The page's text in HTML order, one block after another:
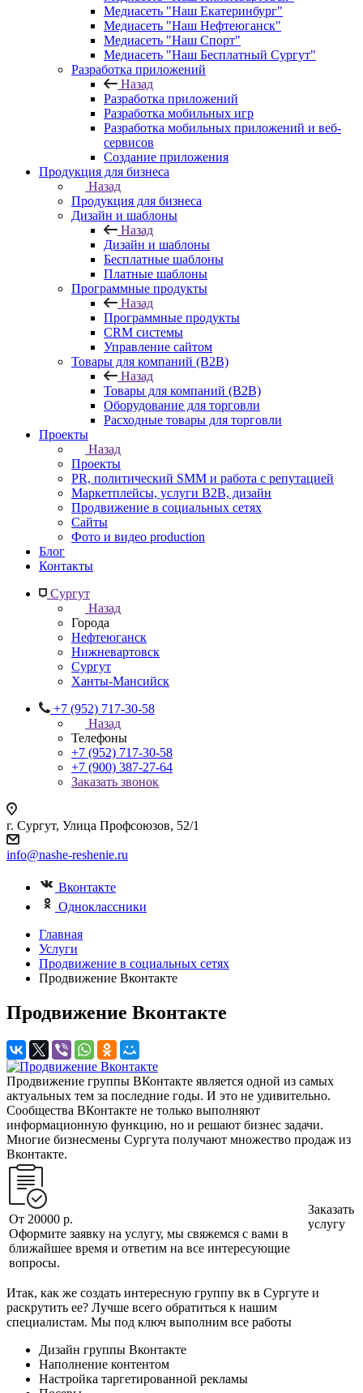
Медиасеть "Наш Екатеринбург"
Медиасеть "Наш Нефтеюганск"
Медиасеть "Наш Спорт"
Медиасеть "Наш Бесплатный Сургут"
Разработка приложений
Назад
Разработка приложений
Разработка мобильных игр
Разработка мобильных приложений и веб-
сервисов
Создание приложения
Продукция для бизнеса
Назад
Продукция для бизнеса
Дизайн и шаблоны
Назад
Дизайн и шаблоны
Бесплатные шаблоны
Платные шаблоны
Программные продукты
Назад
Программные продукты
CRM системы
Управление сайтом
Товары для компаний (B2B)
Назад
Товары для компаний (B2B)
Оборудование для торговли
Расходные товары для торговли
Проекты
Назад
Проекты
PR, политический SMM и работа с репутацией
Маркетплейсы, услуги B2B, дизайн
Продвижение в социальных сетях
Сайты
Фото и видео production
Блог
Контакты
Сургут
Назад
Города
Нефтеюганск
Нижневартовск
Сургут
Ханты-Мансийск
+7 (952) 717-30-58
Назад
Телефоны
+7 (952) 717-30-58
+7 (900) 387-27-64
Заказать звонок
г. Сургут, Улица Профсоюзов, 52/1
info@nashe-reshenie.ru
Вконтакте
Одноклассники
Главная
Услуги
Продвижение в социальных сетях
Продвижение Вконтакте
Продвижение Вконтакте
Продвижение группы ВКонтакте является одной из самых
актуальных тем за последние годы. И это не удивительно.
Сообщества ВКонтакте не только выполняют
информационную функцию, но и решают бизнес задачи.
Многие бизнесмены Сургута получают множество продаж из
Вконтакте.
От 20000 р.
Оформите заявку на услугу, мы свяжемся с вами в
ближайшее время и ответим на все интересующие
вопросы.
Заказать
услугу
Итак, как же создать интересную группу вк в Сургуте и
раскрутить ее? Лучше всего обратиться к нашим
специалистам. Мы под ключ выполним все работы
Дизайн группы Вконтакте
Наполнение контентом
Настройка таргетированной рекламы